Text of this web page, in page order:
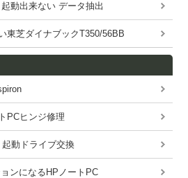
動出来ない データ抽出
東芝ダイナブックT350/56BB
PCヒンジ修理
動ドライブ交換
ンになるHPノートPC